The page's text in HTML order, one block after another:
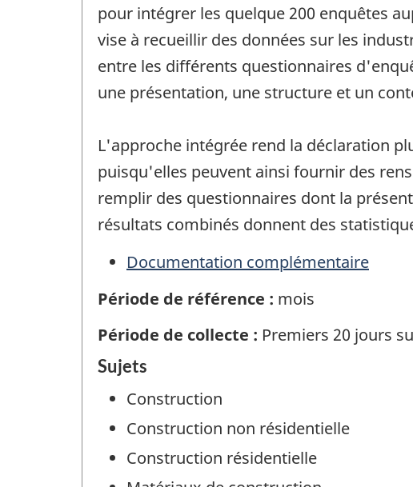
pour intégrer les quelque 200 enquêtes
vise à recueillir des données sur les
entre les différents questionnaires
une présentation, une structure et un
L'approche intégrée rend la déclaration
puisqu'elles peuvent ainsi fournir des
remplir des questionnaires dont la
résultats combinés donnent des
Documentation complémentaire
Période de référence : mois
Période de collecte : Premiers 20 jours
Sujets
Construction
Construction non résidentielle
Construction résidentielle